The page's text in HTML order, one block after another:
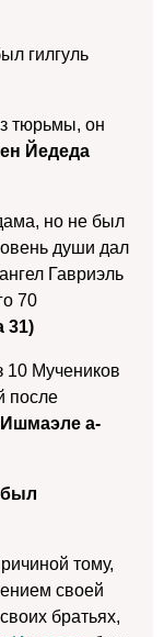
гилгуль
тюрьмы, он
Йедеда
но не был
души дал
Гавриэль
70
31)
10 Мучеников
после
а-
был
тому,
своей
братьях,